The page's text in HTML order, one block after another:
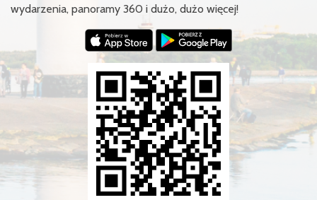
wydarzenia, panoramy 360 i dużo, dużo więcej!